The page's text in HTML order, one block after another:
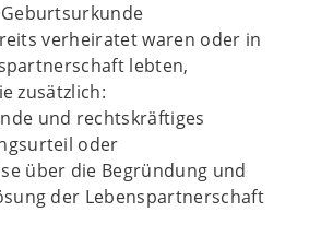
verheiratet waren oder in
lebten,
zusätzlich:
und rechtskräftiges
oder
über die Begründung und
der Lebenspartnerschaft